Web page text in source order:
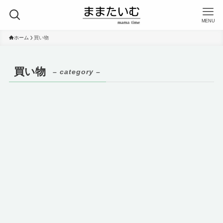
MENU
ホーム 買い物
買い物 – category –